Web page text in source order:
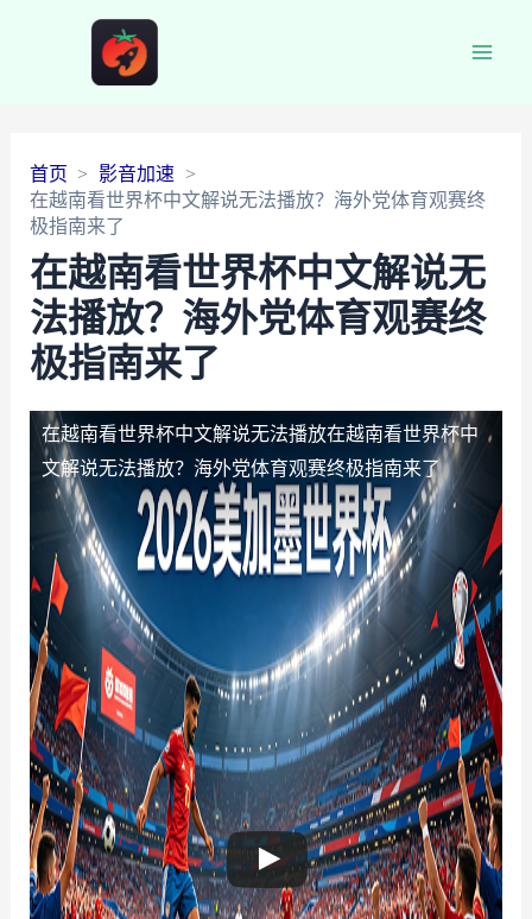
首页
影音加速
在越南看世界杯中文解说无法播放？海外党体育观赛终
极指南来了
在越南看世界杯中文解说无
法播放？海外党体育观赛终
极指南来了
在越南看世界杯中文解说无法播放在越南看世界杯中
文解说无法播放？海外党体育观赛终极指南来了